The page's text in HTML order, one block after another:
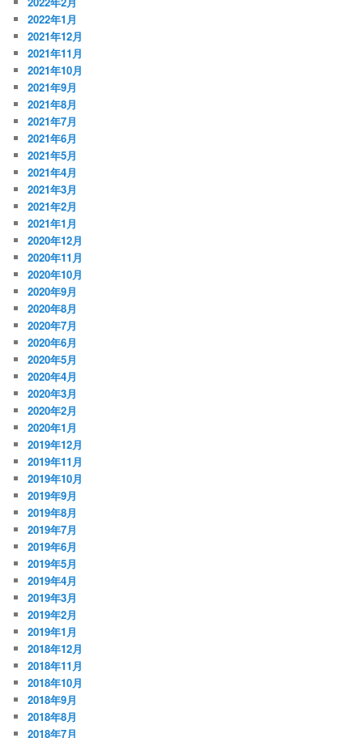
2022年1月
2021年12月
2021年11月
2021年10月
2021年9月
2021年8月
2021年7月
2021年6月
2021年5月
2021年4月
2021年3月
2021年2月
2021年1月
2020年12月
2020年11月
2020年10月
2020年9月
2020年8月
2020年7月
2020年6月
2020年5月
2020年4月
2020年3月
2020年2月
2020年1月
2019年12月
2019年11月
2019年10月
2019年9月
2019年8月
2019年7月
2019年6月
2019年5月
2019年4月
2019年3月
2019年2月
2019年1月
2018年12月
2018年11月
2018年10月
2018年9月
2018年8月
2018年7月